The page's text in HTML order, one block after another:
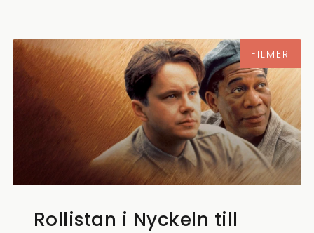
FILMER
Rollistan i Nyckeln till